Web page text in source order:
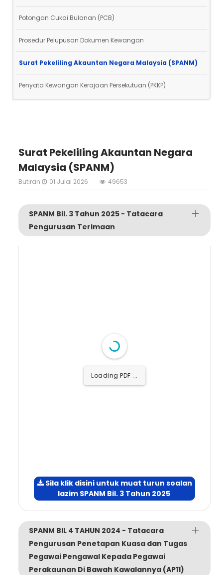
Potongan Cukai Bulanan (PCB)
Prosedur Pelupusan Dokumen Kewangan
Surat Pekeliling Akauntan Negara Malaysia (SPANM)
Penyata Kewangan Kerajaan Persekutuan (PKKP)
Surat Pekeliling Akauntan Negara
Malaysia (SPANM)
Butiran 01 Julai 2026 49653
SPANM Bil. 3 Tahun 2025 - Tatacara
Pengurusan Terimaan
Loading PDF ...
Sila klik disini untuk muat turun soalan
lazim SPANM Bil. 3 Tahun 2025
SPANM BIL 4 TAHUN 2024 - Tatacara
Pengurusan Penetapan Kuasa dan Tugas
Pegawai Pengawal Kepada Pegawai
Perakaunan Di Bawah Kawalannya (AP11)